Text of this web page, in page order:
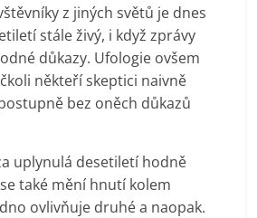
z jiných světů je dnes
stále živý, i když zprávy
důkazy. Ufologie ovšem
někteří skeptici naivně
bez oněch důkazů
uplynulá desetiletí hodně
také mění hnutí kolem
ovlivňuje druhé a naopak.